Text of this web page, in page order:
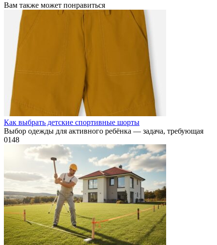
Вам также может понравиться
Как выбрать детские спортивные шорты
Выбор одежды для активного ребёнка — задача, требующая
0148